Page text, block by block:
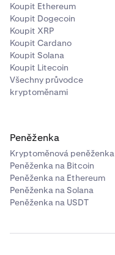
Koupit Ethereum
Koupit Dogecoin
Koupit XRP
Koupit Cardano
Koupit Solana
Koupit Litecoin
Všechny průvodce
kryptoměnami
Peněženka
Kryptoměnová peněženka
Peněženka na Bitcoin
Peněženka na Ethereum
Peněženka na Solana
Peněženka na USDT